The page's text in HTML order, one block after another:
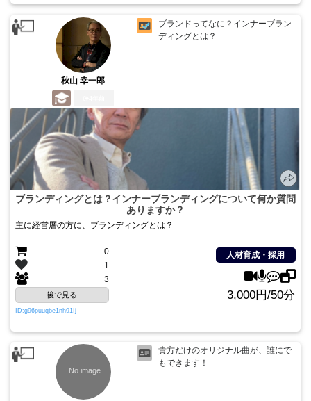
秋山 幸一郎
ブランドってなに？インナーブラン
ディングとは？
ブランディングとは？インナーブランディングについて何か質問
ありますか？
主に経営層の方に、ブランディングとは？
0
1
3
人材育成・採用
後で見る 3,000円/50分
ID:g96puuqbe1nh91Ij
貴方だけのオリジナル曲が、誰にで
もできます！